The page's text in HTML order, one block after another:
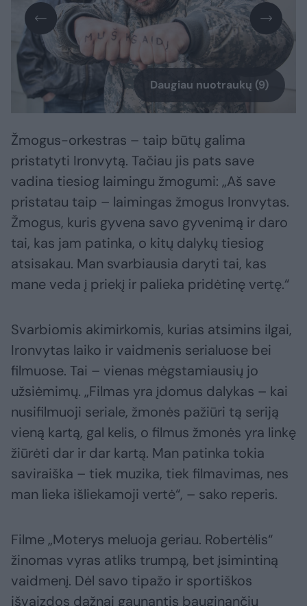
Daugiau nuotraukų (9)
Žmogus-orkestras – taip būtų galima
pristatyti Ironvytą. Tačiau jis pats save
vadina tiesiog laimingu žmogumi: „Aš save
pristatau taip – laimingas žmogus Ironvytas.
Žmogus, kuris gyvena savo gyvenimą ir daro
tai, kas jam patinka, o kitų dalykų tiesiog
atsisakau. Man svarbiausia daryti tai, kas
mane veda į priekį ir palieka pridėtinę vertę.“
Svarbiomis akimirkomis, kurias atsimins ilgai,
Ironvytas laiko ir vaidmenis serialuose bei
filmuose. Tai – vienas mėgstamiausių jo
užsiėmimų. „Filmas yra įdomus dalykas – kai
nusifilmuoji seriale, žmonės pažiūri tą seriją
vieną kartą, gal kelis, o filmus žmonės yra linkę
žiūrėti dar ir dar kartą. Man patinka tokia
saviraiška – tiek muzika, tiek filmavimas, nes
man lieka išliekamoji vertė“, – sako reperis.
Filme „Moterys meluoja geriau. Robertėlis“
žinomas vyras atliks trumpą, bet įsimintiną
vaidmenį. Dėl savo tipažo ir sportiškos
išvaizdos dažnai gaunantis bauginančių